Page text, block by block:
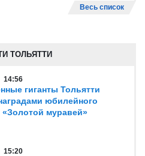
Весь список
ТОЛЬЯТТИ
14:56
гиганты Тольятти
юбилейного
муравей»
15:20